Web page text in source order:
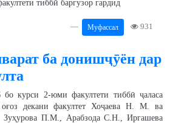
тиббӣ баргузор гардид
Муфассал 931
ба донишҷӯён дар
курси 2-юми факултети тиббӣ ҷаласа
декани факултет Хоҷаева Н. М. ва
Зуҳурова П.М., Арабзода С.Н., Иргашева